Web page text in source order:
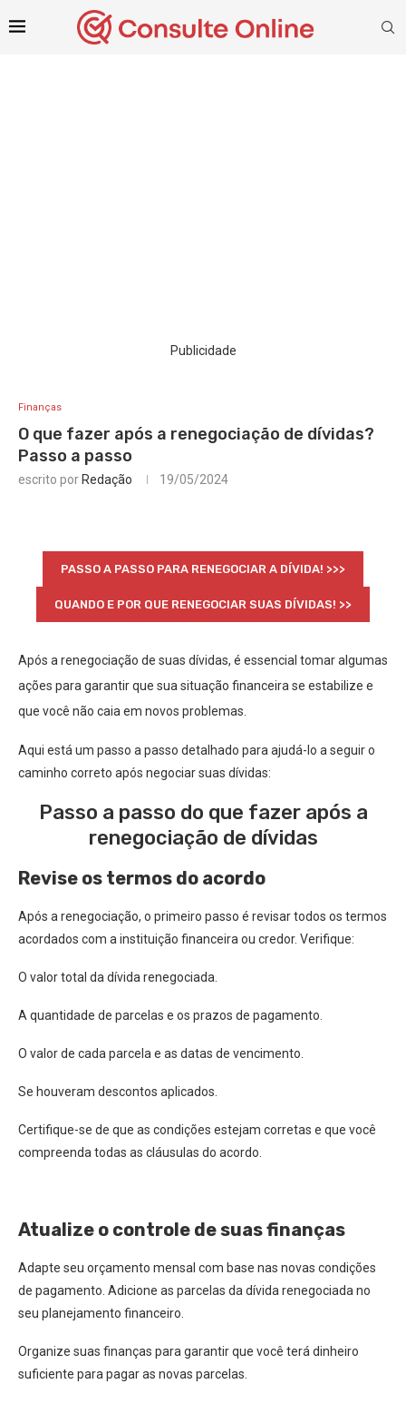
Publicidade
Finanças
O que fazer após a renegociação de dívidas?
Passo a passo
escrito por Redação 19/05/2024
PASSO A PASSO PARA RENEGOCIAR A DÍVIDA! >>>
QUANDO E POR QUE RENEGOCIAR SUAS DÍVIDAS! >>
Após a renegociação de suas dívidas, é essencial tomar algumas
ações para garantir que sua situação financeira se estabilize e
que você não caia em novos problemas.
Aqui está um passo a passo detalhado para ajudá-lo a seguir o
caminho correto após negociar suas dívidas:
Passo a passo do que fazer após a
renegociação de dívidas
Revise os termos do acordo
Após a renegociação, o primeiro passo é revisar todos os termos
acordados com a instituição financeira ou credor. Verifique:
O valor total da dívida renegociada.
A quantidade de parcelas e os prazos de pagamento.
O valor de cada parcela e as datas de vencimento.
Se houveram descontos aplicados.
Certifique-se de que as condições estejam corretas e que você
compreenda todas as cláusulas do acordo.
Atualize o controle de suas finanças
Adapte seu orçamento mensal com base nas novas condições
de pagamento. Adicione as parcelas da dívida renegociada no
seu planejamento financeiro.
Organize suas finanças para garantir que você terá dinheiro
suficiente para pagar as novas parcelas.